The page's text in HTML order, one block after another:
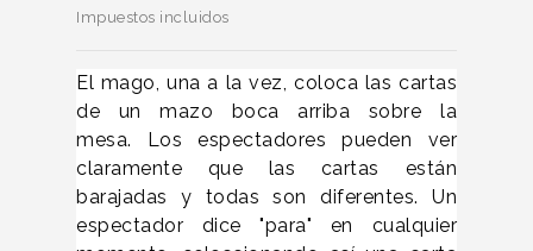
Impuestos incluidos
El mago, una a la vez, coloca las cartas
de un mazo boca arriba sobre la
mesa. Los espectadores pueden ver
claramente que las cartas están
barajadas y todas son diferentes. Un
espectador dice "para" en cualquier